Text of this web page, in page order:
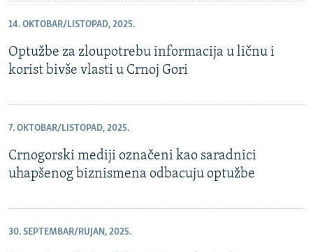
14. OKTOBAR/LISTOPAD, 2025.
Optužbe za zloupotrebu informacija u ličnu i
korist bivše vlasti u Crnoj Gori
7. OKTOBAR/LISTOPAD, 2025.
Crnogorski mediji označeni kao saradnici
uhapšenog biznismena odbacuju optužbe
30. SEPTEMBAR/RUJAN, 2025.